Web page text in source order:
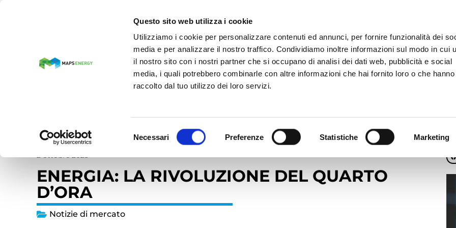
Questo sito web utilizza i cookie
Utilizziamo i cookie per personalizzare contenuti ed annunci, per fornire funzionalità dei
media e per analizzare il nostro traffico. Condividiamo inoltre informazioni sul modo in cui
il nostro sito con i nostri partner che si occupano di analisi dei dati web, pubblicità e social
media, i quali potrebbero combinarle con altre informazioni che hai fornito loro o che hanno
raccolto dal tuo utilizzo dei loro servizi.
del
Necessari Preferenze Statistiche Marketing
MAPS ENERGY PIATTAFORMA SETTORI E SOLUZIONI
Maps Energy News»Energia: la rivoluzione del quarto d’ora
2 ottobre 2025
ENERGIA: LA RIVOLUZIONE DEL QUARTO
D’ORA
Notizie di mercato